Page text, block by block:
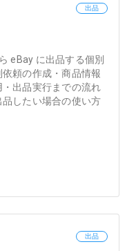
出品
eBay に出品する個別
頼の作成・商品情報
出品実行までの流れ
したい場合の使い方
出品